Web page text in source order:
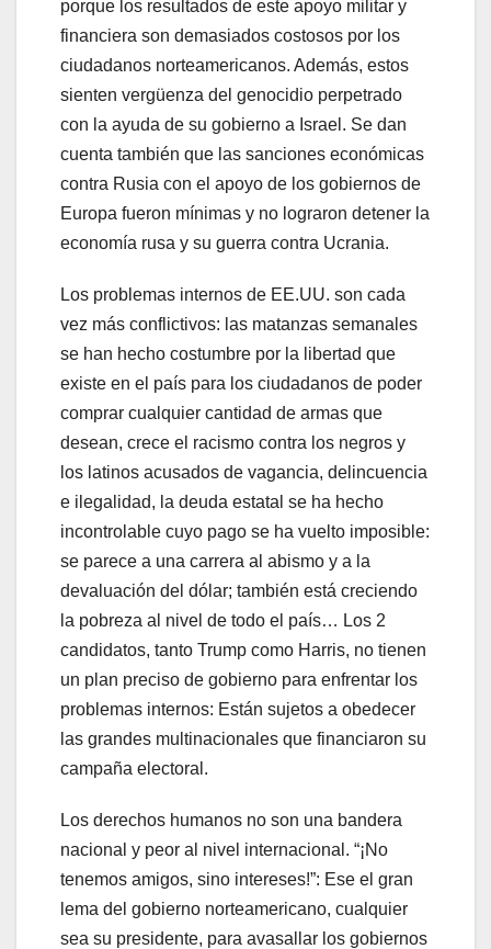
porque los resultados de este apoyo militar y
financiera son demasiados costosos por los
ciudadanos norteamericanos. Además, estos
sienten vergüenza del genocidio perpetrado
con la ayuda de su gobierno a Israel. Se dan
cuenta también que las sanciones económicas
contra Rusia con el apoyo de los gobiernos de
Europa fueron mínimas y no lograron detener la
economía rusa y su guerra contra Ucrania.
Los problemas internos de EE.UU. son cada
vez más conflictivos: las matanzas semanales
se han hecho costumbre por la libertad que
existe en el país para los ciudadanos de poder
comprar cualquier cantidad de armas que
desean, crece el racismo contra los negros y
los latinos acusados de vagancia, delincuencia
e ilegalidad, la deuda estatal se ha hecho
incontrolable cuyo pago se ha vuelto imposible:
se parece a una carrera al abismo y a la
devaluación del dólar; también está creciendo
la pobreza al nivel de todo el país… Los 2
candidatos, tanto Trump como Harris, no tienen
un plan preciso de gobierno para enfrentar los
problemas internos: Están sujetos a obedecer
las grandes multinacionales que financiaron su
campaña electoral.
Los derechos humanos no son una bandera
nacional y peor al nivel internacional. “¡No
tenemos amigos, sino intereses!”: Ese el gran
lema del gobierno norteamericano, cualquier
sea su presidente, para avasallar los gobiernos